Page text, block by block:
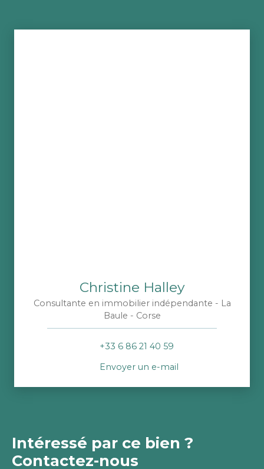
Christine Halley
Consultante en immobilier indépendante - La
Baule - Corse
+33 6 86 21 40 59
Envoyer un e-mail
Intéressé par ce bien ?
Contactez-nous